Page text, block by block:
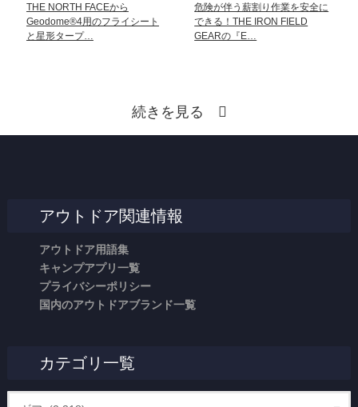
THE NORTH FACEから
Geodome®4用のフライシート
と星形タープ…
危険が伴う薪割り作業を安全に
できる！THE IRON FIELD
GEARの『E…
続きを見る
アウトドア関連情報
アウトドア用語集
キャンプアプリ一覧
プライバシーポリシー
国内のアウトドアブランド一覧
カテゴリ一覧